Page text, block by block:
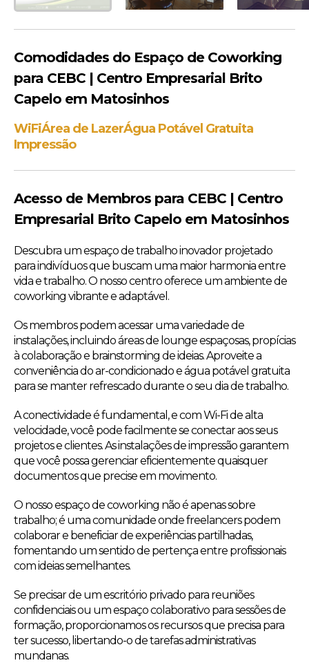
Comodidades do Espaço de Coworking
para CEBC | Centro Empresarial Brito
Capelo em Matosinhos
WiFiÁrea de LazerÁgua Potável Gratuita
Impressão
Acesso de Membros para CEBC | Centro
Empresarial Brito Capelo em Matosinhos
Descubra um espaço de trabalho inovador projetado
para indivíduos que buscam uma maior harmonia entre
vida e trabalho. O nosso centro oferece um ambiente de
coworking vibrante e adaptável.
Os membros podem acessar uma variedade de
instalações, incluindo áreas de lounge espaçosas, propícias
à colaboração e brainstorming de ideias. Aproveite a
conveniência do ar-condicionado e água potável gratuita
para se manter refrescado durante o seu dia de trabalho.
A conectividade é fundamental, e com Wi-Fi de alta
velocidade, você pode facilmente se conectar aos seus
projetos e clientes. As instalações de impressão garantem
que você possa gerenciar eficientemente quaisquer
documentos que precise em movimento.
O nosso espaço de coworking não é apenas sobre
trabalho; é uma comunidade onde freelancers podem
colaborar e beneficiar de experiências partilhadas,
fomentando um sentido de pertença entre profissionais
com ideias semelhantes.
Se precisar de um escritório privado para reuniões
confidenciais ou um espaço colaborativo para sessões de
formação, proporcionamos os recursos que precisa para
ter sucesso, libertando-o de tarefas administrativas
mundanas.